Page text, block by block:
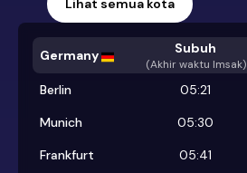
Lihat semua kota
Germany Subuh
(Akhir waktu Imsak)
Berlin 05:21
Munich
05:30
Frankfurt
05:41